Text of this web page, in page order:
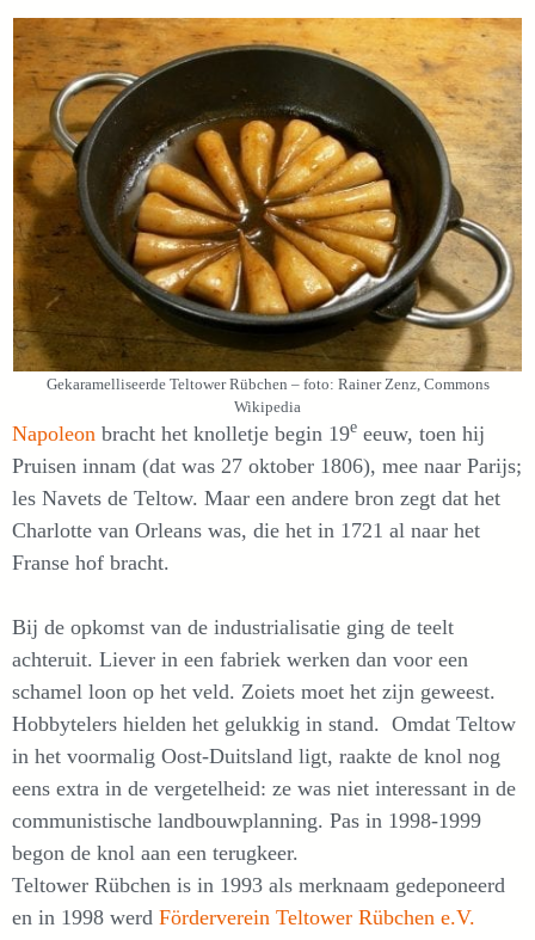
Gekaramelliseerde Teltower Rübchen – foto: Rainer Zenz, Commons
Wikipedia
Napoleon bracht het knolletje begin 19e eeuw, toen hij
Pruisen innam (dat was 27 oktober 1806), mee naar Parijs;
les Navets de Teltow. Maar een andere bron zegt dat het
Charlotte van Orleans was, die het in 1721 al naar het
Franse hof bracht.
Bij de opkomst van de industrialisatie ging de teelt
achteruit. Liever in een fabriek werken dan voor een
schamel loon op het veld. Zoiets moet het zijn geweest.
Hobbytelers hielden het gelukkig in stand. Omdat Teltow
in het voormalig Oost-Duitsland ligt, raakte de knol nog
eens extra in de vergetelheid: ze was niet interessant in de
communistische landbouwplanning. Pas in 1998-1999
begon de knol aan een terugkeer.
Teltower Rübchen is in 1993 als merknaam gedeponeerd
en in 1998 werd Förderverein Teltower Rübchen e.V.